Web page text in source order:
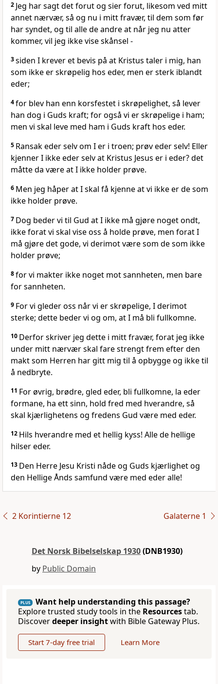
2 Jeg har sagt det forut og sier forut, likesom ved mitt
annet nærvær, så og nu i mitt fravær, til dem som før
har syndet, og til alle de andre at når jeg nu atter
kommer, vil jeg ikke vise skånsel -
3siden I krever et bevis på at Kristus taler i mig, han
som ikke er skrøpelig hos eder, men er sterk iblandt
eder;
4for blev han enn korsfestet i skrøpelighet, så lever
han dog i Guds kraft; for også vi er skrøpelige i ham;
men vi skal leve med ham i Guds kraft hos eder.
5 Ransak eder selv om I er i troen; prøv eder selv! Eller
kjenner I ikke eder selv at Kristus Jesus er i eder? det
måtte da være at I ikke holder prøve.
6 Men jeg håper at I skal få kjenne at vi ikke er de som
ikke holder prøve.
7 Dog beder vi til Gud at I ikke må gjøre noget ondt,
ikke forat vi skal vise oss å holde prøve, men forat I
må gjøre det gode, vi derimot være som de som ikke
holder prøve;
8for vi makter ikke noget mot sannheten, men bare
for sannheten.
9 For vi gleder oss når vi er skrøpelige, I derimot
sterke; dette beder vi og om, at I må bli fullkomne.
10 Derfor skriver jeg dette i mitt fravær, forat jeg ikke
under mitt nærvær skal fare strengt frem efter den
makt som Herren har gitt mig til å opbygge og ikke til
å nedbryte.
11 For øvrig, brødre, gled eder, bli fullkomne, la eder
formane, ha ett sinn, hold fred med hverandre, så
skal kjærlighetens og fredens Gud være med eder.
12 Hils hverandre med et hellig kyss! Alle de hellige
hilser eder.
13 Den Herre Jesu Kristi nåde og Guds kjærlighet og
den Hellige Ånds samfund være med eder alle!
2 Korintierne 12 Galaterne 1
Det Norsk Bibelselskap 1930(DNB1930)
by Public Domain
PLUS
Want help understanding this passage?
Explore trusted study tools in the Resourcestab.
Discoverdeeper insightwith Bible Gateway Plus.
Start 7-day free trial Learn More